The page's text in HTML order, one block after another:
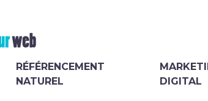
RÉFÉRENCEMENT
NATUREL
DIGITAL